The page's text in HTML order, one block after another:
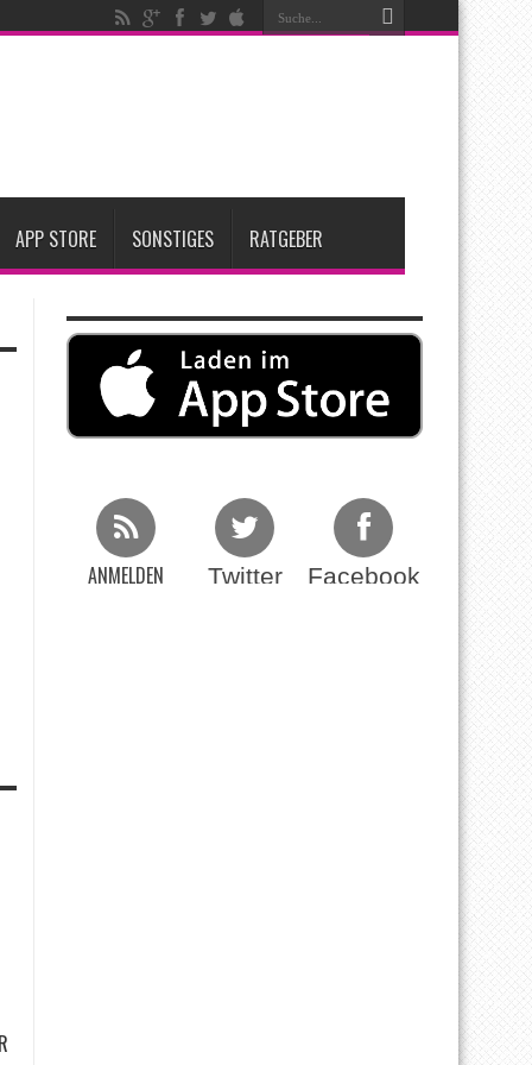
2027 erwartet
APP STORE SONSTIGES RATGEBER
ANMELDEN Twitter Facebook